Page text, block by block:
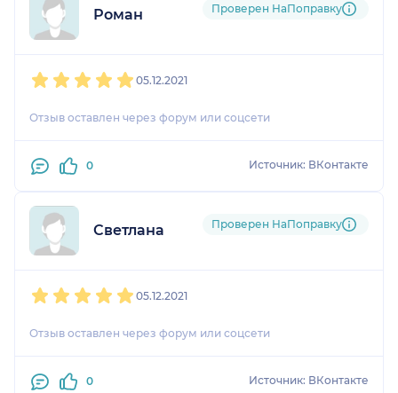
Роман Проверен НаПоправку
05.12.2021
Отзыв оставлен через форум или соцсети
0 Источник: ВКонтакте
Светлана Проверен НаПоправку
05.12.2021
Отзыв оставлен через форум или соцсети
0 Источник: ВКонтакте